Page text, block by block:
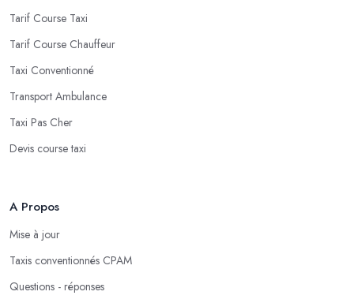
Tarif Course Taxi
Tarif Course Chauffeur
Taxi Conventionné
Transport Ambulance
Taxi Pas Cher
Devis course taxi
A Propos
Mise à jour
Taxis conventionnés CPAM
Questions - réponses